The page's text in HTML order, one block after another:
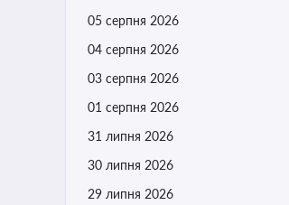
05 серпня 2026
04 серпня 2026
03 серпня 2026
01 серпня 2026
31 липня 2026
30 липня 2026
29 липня 2026